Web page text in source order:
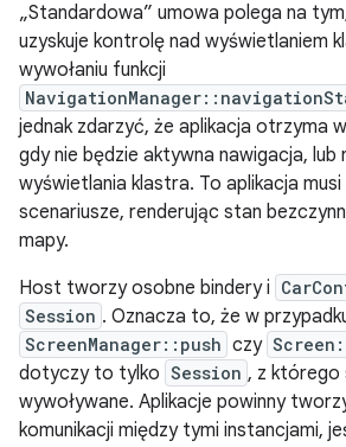
„Standardowa” umowa polega na
uzyskuje kontrolę nad wyświetlaniem
wywołaniu funkcji
jednak zdarzyć, że aplikacja otrzyma
gdy nie będzie aktywna nawigacja, lub
wyświetlania klastra. To aplikacja
scenariusze, renderując stan
mapy.
Host tworzy osobne bindery i
Session . Oznacza to, że w
ScreenManager::push czy
dotyczy to tylko Session , z którego
wywoływane. Aplikacje powinny
komunikacji między tymi instancjami,